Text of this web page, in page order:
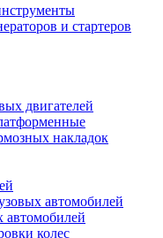
и стартеров
двигателей
накладок
автомобилей
автомобилей
колес